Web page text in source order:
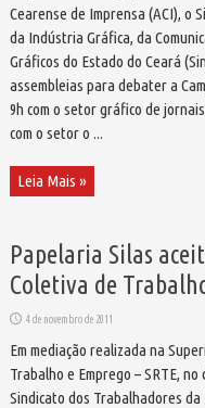
Cearense de Imprensa (ACI), o
da Indústria Gráfica, da
Gráficos do Estado do Ceará
assembleias para debater a
9h com o setor gráfico de
com o setor o ...
Leia Mais »
Papelaria Silas
Coletiva de
4 de novembro de 2011
Em mediação realizada na
Trabalho e Emprego – SRTE, no
Sindicato dos Trabalhadores